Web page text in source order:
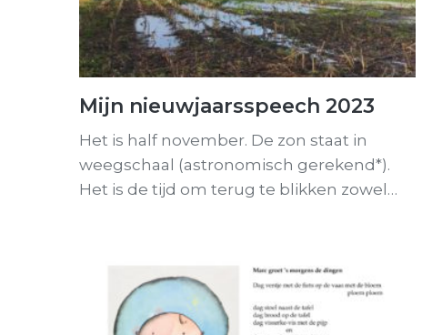
Mijn nieuwjaarsspeech 2023
Het is half november. De zon staat in
weegschaal (astronomisch gerekend*).
Het is de tijd om terug te blikken zowel…